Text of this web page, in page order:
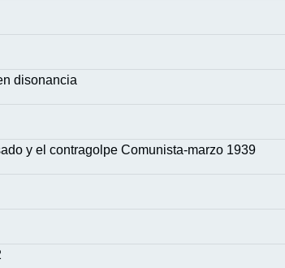
disonancia
y el contragolpe Comunista-marzo 1939